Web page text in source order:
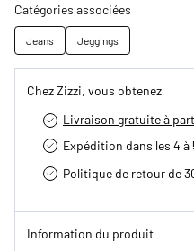
Catégories associées
Jeans Jeggings
Chez Zizzi, vous obtenez
Livraison gratuite à
Expédition dans les 4 à
Politique de retour de
Information du produit